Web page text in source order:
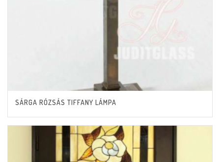
SÁRGA RÓZSÁS TIFFANY LÁMPA